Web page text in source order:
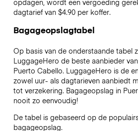
dagtarief van $4.90 per koffer.
Bagageopslagtabel
Op basis van de onderstaande tabel
LuggageHero de beste aanbieder
Puerto Cabello. LuggageHero is de
zowel uur- als dagtarieven aanbiedt
tot verzekering. Bagageopslag in
nooit zo eenvoudig!
De tabel is gebaseerd op de
bagageopslag.